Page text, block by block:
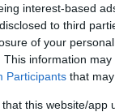
interest-based
to third
of your
This information
Participants that
that this website/
véleményébe.
videó